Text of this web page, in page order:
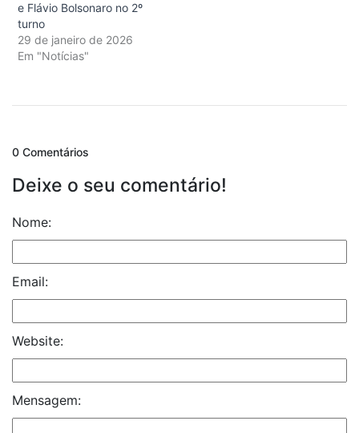
e Flávio Bolsonaro no 2º
turno
29 de janeiro de 2026
Em "Notícias"
0 Comentários
Deixe o seu comentário!
Nome:
Email:
Website:
Mensagem: